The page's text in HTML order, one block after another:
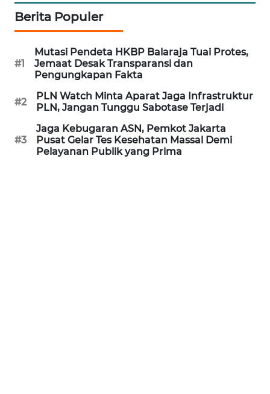
Berita Populer
#1
Mutasi Pendeta HKBP Balaraja Tuai Protes,
Jemaat Desak Transparansi dan
Pengungkapan Fakta
#2
PLN Watch Minta Aparat Jaga Infrastruktur
PLN, Jangan Tunggu Sabotase Terjadi
#3
Jaga Kebugaran ASN, Pemkot Jakarta
Pusat Gelar Tes Kesehatan Massal Demi
Pelayanan Publik yang Prima
WN
NTB
WN
SULTENG
WN
SULBAR
WN
BABEL